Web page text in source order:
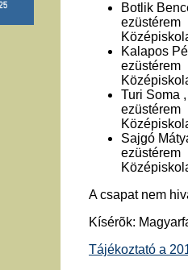
Botlik
ezüstérem
Kalapos
ezüstérem
Turi Soma
ezüstérem
Sajgó
ezüstérem
A csapat nem
Kísérõk:
Tájékoztató a